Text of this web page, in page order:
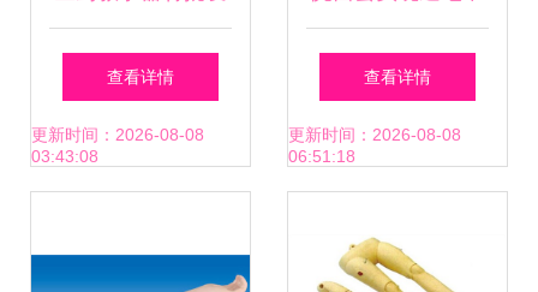
指南 如何甄选可靠
的厂家货源与供应
查看详情
更新时间：2026-08-08
03:43:08
药材生产全程可追
溯，助力医药教学
查看详情
更新时间：2026-08-08
06:51:18